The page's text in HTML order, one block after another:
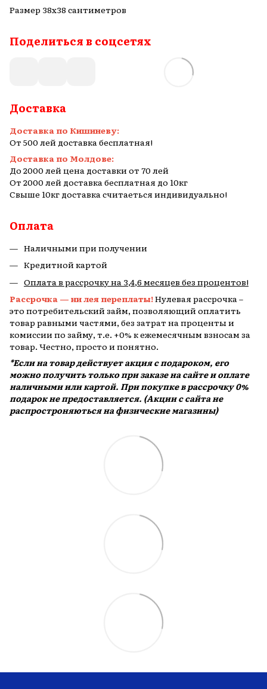
Размер 38х38 сантиметров
Поделиться в соцсетях
Доставка
Доставка по Кишиневу:
От 500 лей доставка бесплатная!
Доставка по Молдове:
До 2000 лей цена доставки от 70 лей
От 2000 лей доставка бесплатная до 10кг
Свыше 10кг доставка считаеться индивидуально!
Оплата
Наличными при получении
Кредитной картой
Оплата в рассрочку на 3,4,6 месяцев без процентов!
Рассрочка — ни лея переплаты!Нулевая рассрочка –
это потребительский займ, позволяющий оплатить
товар равными частями, без затрат на проценты и
комиссии по займу, т.е. +0% к ежемесячным взносам за
товар. Честно, просто и понятно.
*Если на товар действует акция с подароком, его
можно получить только при заказе на сайте и оплате
наличными или картой. При покупке в рассрочку 0%
подарок не предоставляется. (Акции с сайта не
распростроняються на физические магазины)